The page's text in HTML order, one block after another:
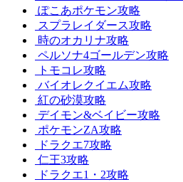
ぽこあポケモン攻略
スプラレイダース攻略
時のオカリナ攻略
ペルソナ4ゴールデン攻略
トモコレ攻略
バイオレクイエム攻略
紅の砂漠攻略
デイモン&ベイビー攻略
ポケモンZA攻略
ドラクエ7攻略
仁王3攻略
ドラクエ1・2攻略